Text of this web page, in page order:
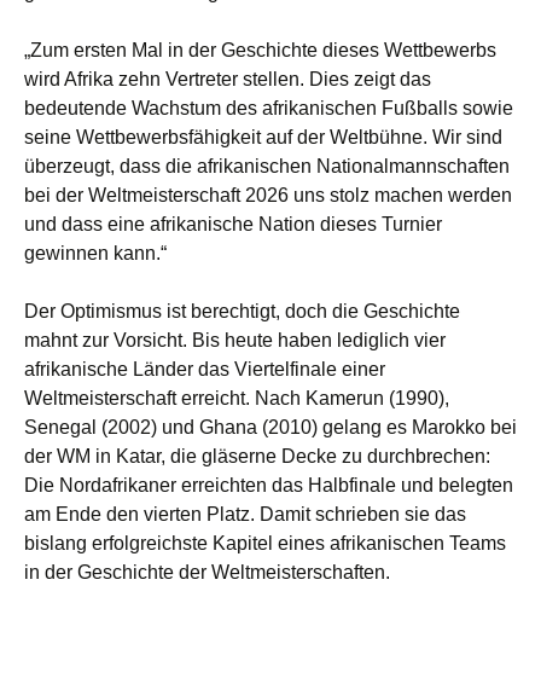
„Zum ersten Mal in der Geschichte dieses Wettbewerbs
wird Afrika zehn Vertreter stellen. Dies zeigt das
bedeutende Wachstum des afrikanischen Fußballs sowie
seine Wettbewerbsfähigkeit auf der Weltbühne. Wir sind
überzeugt, dass die afrikanischen Nationalmannschaften
bei der Weltmeisterschaft 2026 uns stolz machen werden
und dass eine afrikanische Nation dieses Turnier
gewinnen kann.“
Der Optimismus ist berechtigt, doch die Geschichte
mahnt zur Vorsicht. Bis heute haben lediglich vier
afrikanische Länder das Viertelfinale einer
Weltmeisterschaft erreicht. Nach Kamerun (1990),
Senegal (2002) und Ghana (2010) gelang es Marokko bei
der WM in Katar, die gläserne Decke zu durchbrechen:
Die Nordafrikaner erreichten das Halbfinale und belegten
am Ende den vierten Platz. Damit schrieben sie das
bislang erfolgreichste Kapitel eines afrikanischen Teams
in der Geschichte der Weltmeisterschaften.